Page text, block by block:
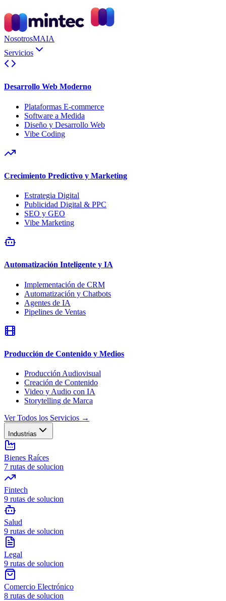
NosotrosMAIA
Servicios
Desarrollo Web Moderno
Plataformas E-commerce
Software a Medida
Diseño y Desarrollo Web
Vibe Coding
Crecimiento Predictivo y Marketing
Estrategia Digital
Publicidad Digital & PPC
SEO y GEO
Vibe Marketing
Automatización Inteligente y IA
Implementación de CRM
Automatización y Chatbots
Agentes de IA
Pipelines de Ventas
Producción de Contenido y Medios
Producción Audiovisual
Creación de Contenido
Video y Audio con IA
Storytelling de Marca
Ver Todos los Servicios →
Industrias
Bienes Raíces
7 rutas de solucion
Fintech
9 rutas de solucion
Salud
9 rutas de solucion
Legal
9 rutas de solucion
Comercio Electrónico
8 rutas de solucion